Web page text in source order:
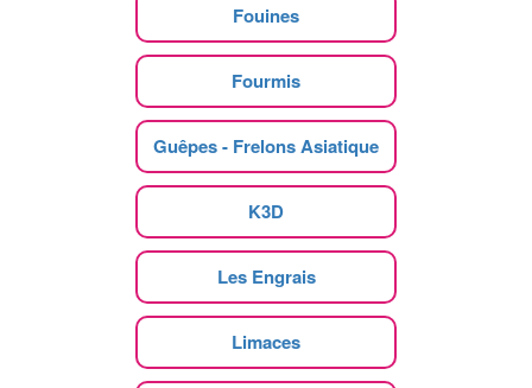
Fouines
Fourmis
Guêpes - Frelons Asiatique
K3D
Les Engrais
Limaces